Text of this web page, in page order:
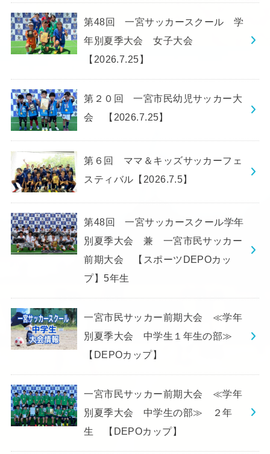
第48回 一宮サッカースクール 学
年別夏季大会 女子大会
【2026.7.25】
第２０回 一宮市民幼児サッカー大
会 【2026.7.25】
第６回 ママ＆キッズサッカーフェ
スティバル【2026.7.5】
第48回 一宮サッカースクール学年
別夏季大会 兼 一宮市民サッカー
前期大会 【スポーツDEPOカッ
プ】5年生
一宮市民サッカー前期大会 ≪学年
別夏季大会 中学生１年生の部≫
【DEPOカップ】
一宮市民サッカー前期大会 ≪学年
別夏季大会 中学生の部≫ ２年
生 【DEPOカップ】